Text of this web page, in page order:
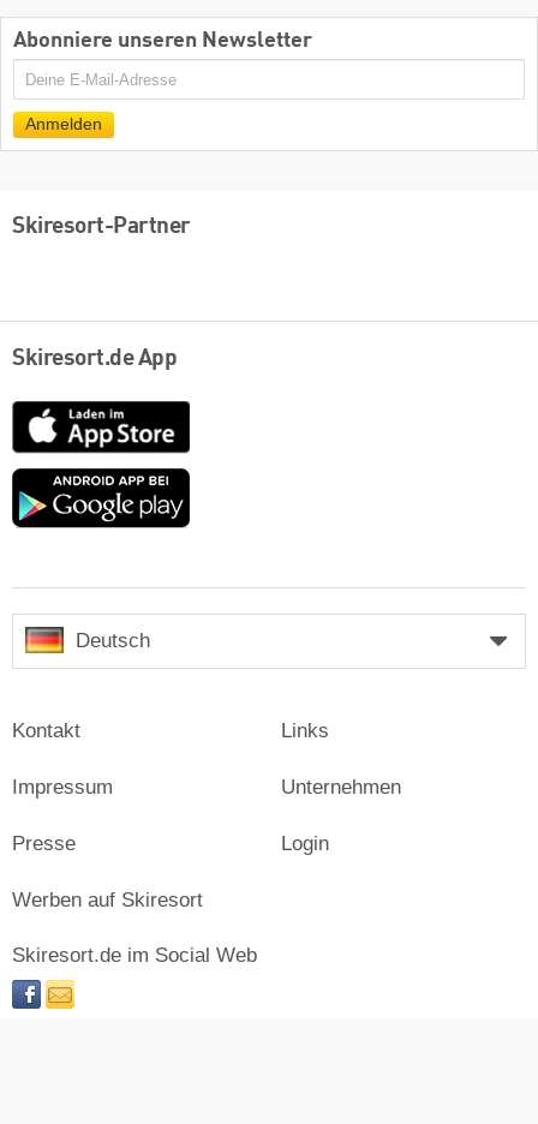
Abonniere unseren Newsletter
E-
Anmelden
Skiresort-Partner
Skiresort.de App
App
Store
Google
Deutsch
Kontakt
Impressum
Presse
Links
Unternehmen
Login
Werben auf Skiresort
Skiresort.de im Social Web
facebooknewsletter